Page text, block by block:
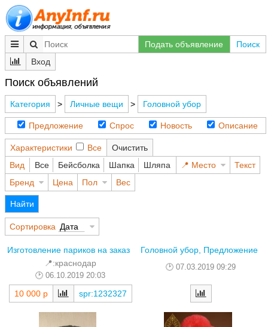
Подать объявление
Поиск
Вход
Поиск объявлений
Категория > Личные вещи > Головной убор
Предложение Спрос Новость Описание
Характеристики Все
Очистить
Вид
Все Бейсболка Шапка Шляпа Место
Текст
Бренд
Цена Пол Вес
Найти
Сортировка Дата
Изготовление париков на заказ
📍:краснодар
06.10.2019 20:03
10 000 р spr:1232327
Головной убор, Предложение
07.03.2019 09:29